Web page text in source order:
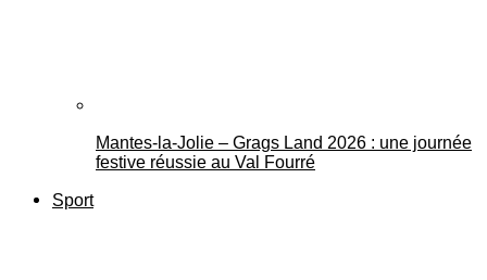
Mantes-la-Jolie – Grags Land 2026 : une journée
festive réussie au Val Fourré
Sport